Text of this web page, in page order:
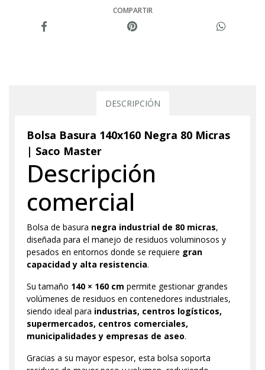
COMPARTIR
DESCRIPCIÓN
Bolsa Basura 140x160 Negra 80 Micras
| Saco Master
Descripción
comercial
Bolsa de basura negra industrial de 80 micras,
diseñada para el manejo de residuos voluminosos y
pesados en entornos donde se requiere gran
capacidad y alta resistencia.
Su tamaño 140 × 160 cm permite gestionar grandes
volúmenes de residuos en contenedores industriales,
siendo ideal para industrias, centros logísticos,
supermercados, centros comerciales,
municipalidades y empresas de aseo.
Gracias a su mayor espesor, esta bolsa soporta